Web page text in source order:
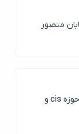
گسترش صادرات محصولات ایرانی به حوزه cis و